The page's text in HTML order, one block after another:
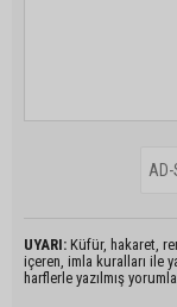
UYARI: Küfür, hakaret,
içeren, imla kuralları ile
harflerle yazılmış